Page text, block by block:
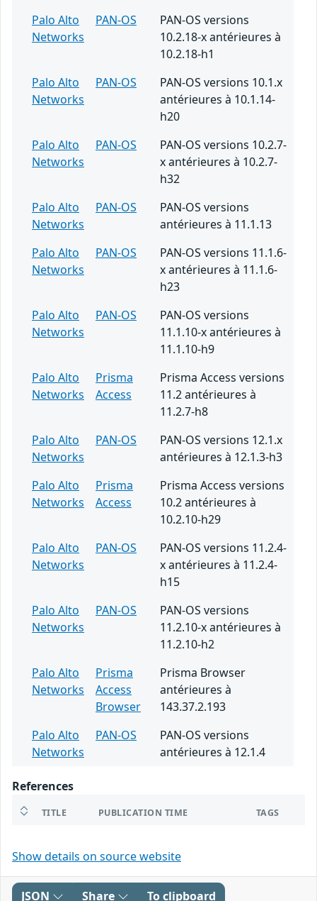
Palo Alto
Networks
PAN-OS
PAN-OS versions
10.2.18-x antérieures à
10.2.18-h1
Palo Alto
Networks
PAN-OS
PAN-OS versions 10.1.x
antérieures à 10.1.14-
h20
Palo Alto
Networks
PAN-OS
PAN-OS versions 10.2.7-
x antérieures à 10.2.7-
h32
Palo Alto
Networks
PAN-OS
PAN-OS versions
antérieures à 11.1.13
Palo Alto
Networks
PAN-OS
PAN-OS versions 11.1.6-
x antérieures à 11.1.6-
h23
Palo Alto
Networks
PAN-OS
PAN-OS versions
11.1.10-x antérieures à
11.1.10-h9
Palo Alto
Networks
Prisma
Access
Prisma Access versions
11.2 antérieures à
11.2.7-h8
Palo Alto
Networks
PAN-OS
PAN-OS versions 12.1.x
antérieures à 12.1.3-h3
Palo Alto
Networks
Prisma
Access
Prisma Access versions
10.2 antérieures à
10.2.10-h29
Palo Alto
Networks
PAN-OS
PAN-OS versions 11.2.4-
x antérieures à 11.2.4-
h15
Palo Alto
Networks
PAN-OS
PAN-OS versions
11.2.10-x antérieures à
11.2.10-h2
Palo Alto
Networks
Prisma
Access
Browser
Prisma Browser
antérieures à
143.37.2.193
Palo Alto
Networks
PAN-OS
PAN-OS versions
antérieures à 12.1.4
References
TITLE PUBLICATION TIME TAGS
Show details on source website
JSON Share To clipboard